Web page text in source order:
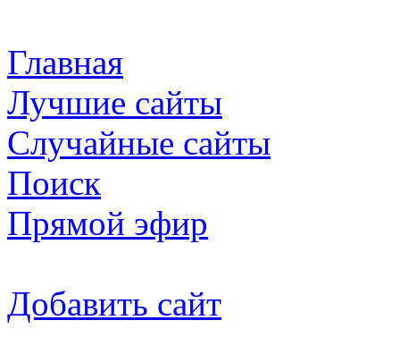
Главная
Лучшие сайты
Случайные сайты
Поиск
Прямой эфир
Добавить сайт